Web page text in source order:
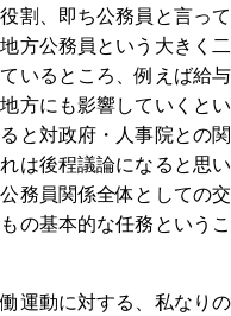
割、即ち公務員と言っ
方公務員という大きく
いるところ、例えば給
方にも影響していくと
と対政府・人事院との
は後程議論になると思
務員関係全体としての
の基本的な任務という
運動に対する、私なり